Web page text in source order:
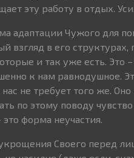
эту работу в отдых.
адаптации Чужого для
взгляд в его
и так уже есть. Это
к нам равнодушное.
не требует того же.
по этому поводу
форма неучастия.
Своего перед